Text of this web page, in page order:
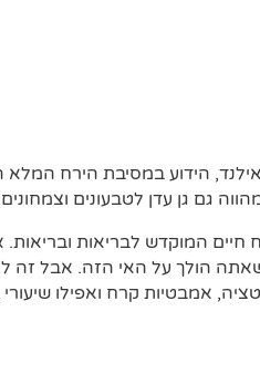
הידוע במסיבת הירח
גם גן עדן לטבעונים
חיים המוקדש לבריאות
הולך על האי הזה. אבל זה
אמבטיות קרח ואפילו שיעורי